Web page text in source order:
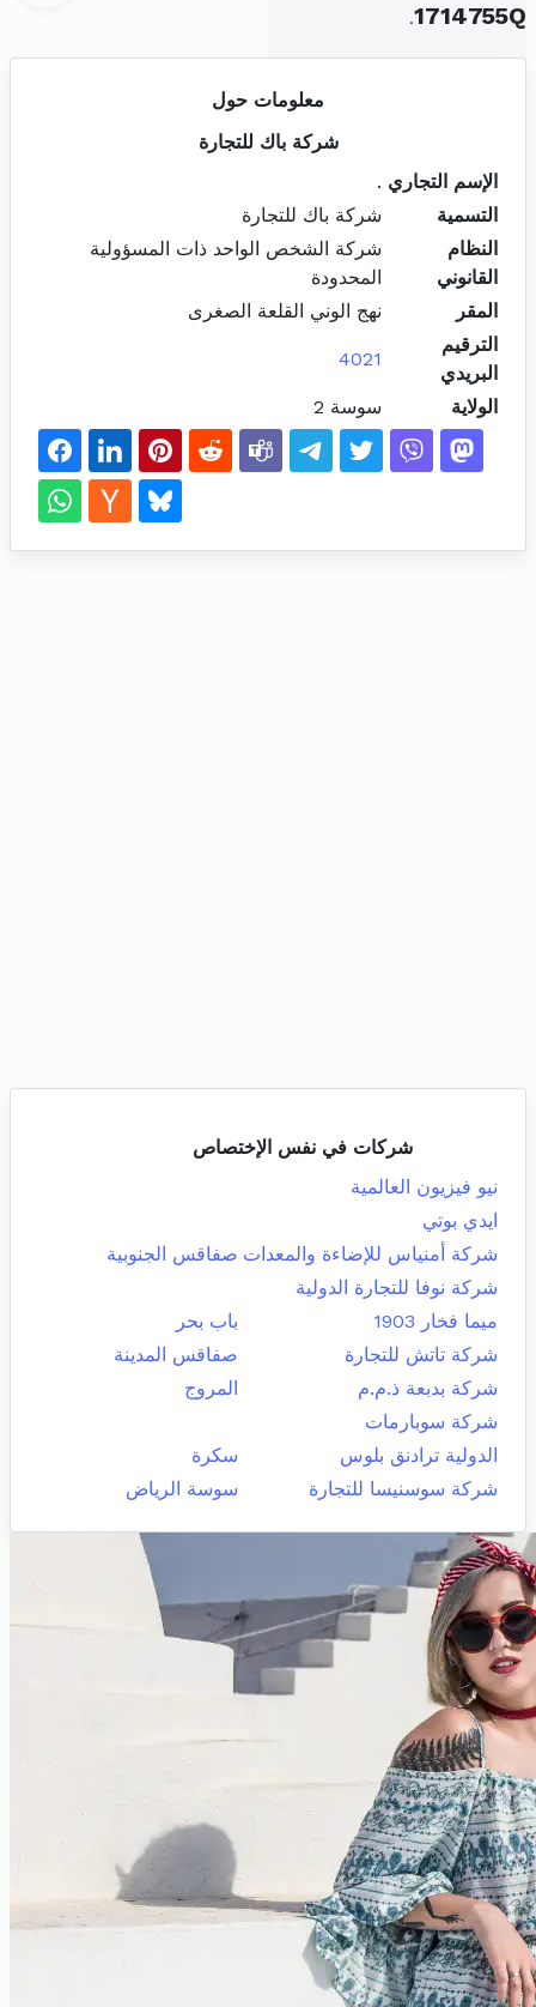
1714755Q
.
معلومات حول
شركة باك للتجارة
الإسم التجاري .
التسمية
شركة باك للتجارة
النظام
القانوني
شركة الشخص الواحد ذات المسؤولية
المحدودة
المقر
نهج الوني القلعة الصغرى
الترقيم
البريدي
4021
الولاية سوسة 2
شركات في نفس الإختصاص
نيو فيزيون العالمية
ايدي بوتي
شركة أمنياس للإضاءة والمعدات صفاقس الجنوبية
شركة نوفا للتجارة الدولية
ميما فخار 1903
باب بحر
شركة تاتش للتجارة
صفاقس المدينة
شركة بدبعة ذ.م.م
المروج
شركة سوبارمات
الدولية ترادنق بلوس
سكرة
شركة سوسنيسا للتجارة
سوسة الرياض